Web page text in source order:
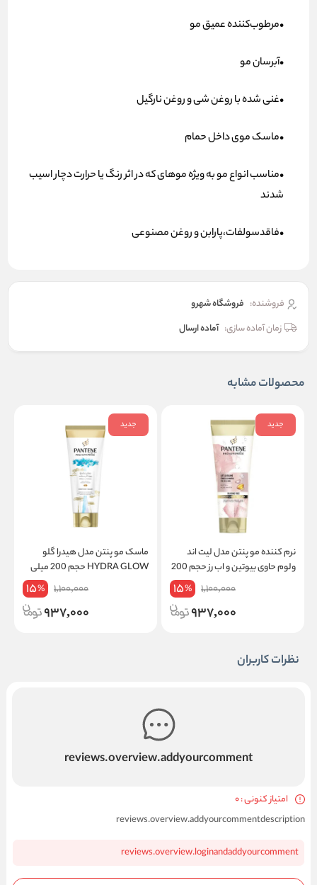
•مرطوب‌کننده عمیق مو
•آبرسان مو
•غنی شده با روغن شی و روغن نارگیل
•ماسک موی داخل حمام
•مناسب انواع مو به ویژه موهای که در اثر رنگ یا حرارت دچار اسیب
شدند
•فاقدسولفات،پارابن و روغن مصنوعی
فروشنده: فروشگاه شهرو
زمان آماده سازی: آماده ارسال
محصولات مشابه
جدید
نرم کننده مو پنتن مدل لیت اند
ولوم حاوی بیوتین و اب رز حجم 200
1,100,000
15%
937,000
جدید
ماسک مو پنتن مدل هیدرا گلو
HYDRA GLOW حجم 200 میلی
1,100,000
15%
937,000
نظرات کاربران
reviews.overview.addyourcomment
امتیاز کنونی : 0
reviews.overview.addyourcommentdescription
reviews.overview.loginandaddyourcomment